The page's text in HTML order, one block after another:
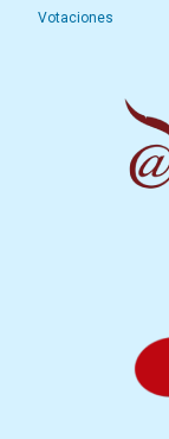
Votaciones